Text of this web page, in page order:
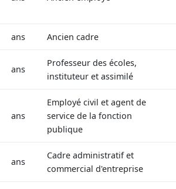
ans Ancien cadre
ans
Professeur des écoles,
instituteur et assimilé
ans
Employé civil et agent de
service de la fonction
publique
ans
Cadre administratif et
commercial d'entreprise